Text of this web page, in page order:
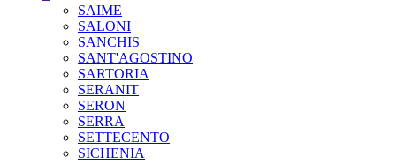
SAIME
SALONI
SANCHIS
SANT'AGOSTINO
SARTORIA
SERANIT
SERON
SERRA
SETTECENTO
SICHENIA